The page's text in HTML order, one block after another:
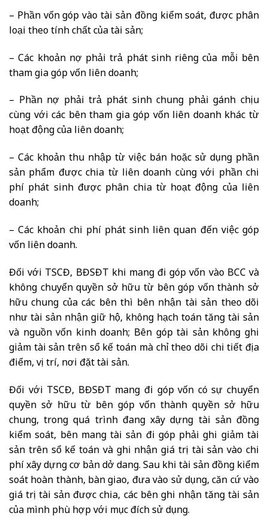
– Phần vốn góp vào tài sản đồng kiểm soát, được phân
loại theo tính chất của tài sản;
– Các khoản nợ phải trả phát sinh riêng của mỗi bên
tham gia góp vốn liên doanh;
– Phần nợ phải trả phát sinh chung phải gánh chịu
cùng với các bên tham gia góp vốn liên doanh khác từ
hoạt động của liên doanh;
– Các khoản thu nhập từ việc bán hoặc sử dụng phần
sản phẩm được chia từ liên doanh cùng với phần chi
phí phát sinh được phân chia từ hoạt động của liên
doanh;
– Các khoản chi phí phát sinh liên quan đến việc góp
vốn liên doanh.
Đối với TSCĐ, BĐSĐT khi mang đi góp vốn vào BCC và
không chuyển quyền sở hữu từ bên góp vốn thành sở
hữu chung của các bên thì bên nhận tài sản theo dõi
như tài sản nhận giữ hộ, không hạch toán tăng tài sản
và nguồn vốn kinh doanh; Bên góp tài sản không ghi
giảm tài sản trên sổ kế toán mà chỉ theo dõi chi tiết địa
điểm, vị trí, nơi đặt tài sản.
Đối với TSCĐ, BĐSĐT mang đi góp vốn có sự chuyển
quyền sở hữu từ bên góp vốn thành quyền sở hữu
chung, trong quá trình đang xây dựng tài sản đồng
kiểm soát, bên mang tài sản đi góp phải ghi giảm tài
sản trên sổ kế toán và ghi nhận giá trị tài sản vào chi
phí xây dựng cơ bản dở dang. Sau khi tài sản đồng kiểm
soát hoàn thành, bàn giao, đưa vào sử dụng, căn cứ vào
giá trị tài sản được chia, các bên ghi nhận tăng tài sản
của mình phù hợp với mục đích sử dụng.